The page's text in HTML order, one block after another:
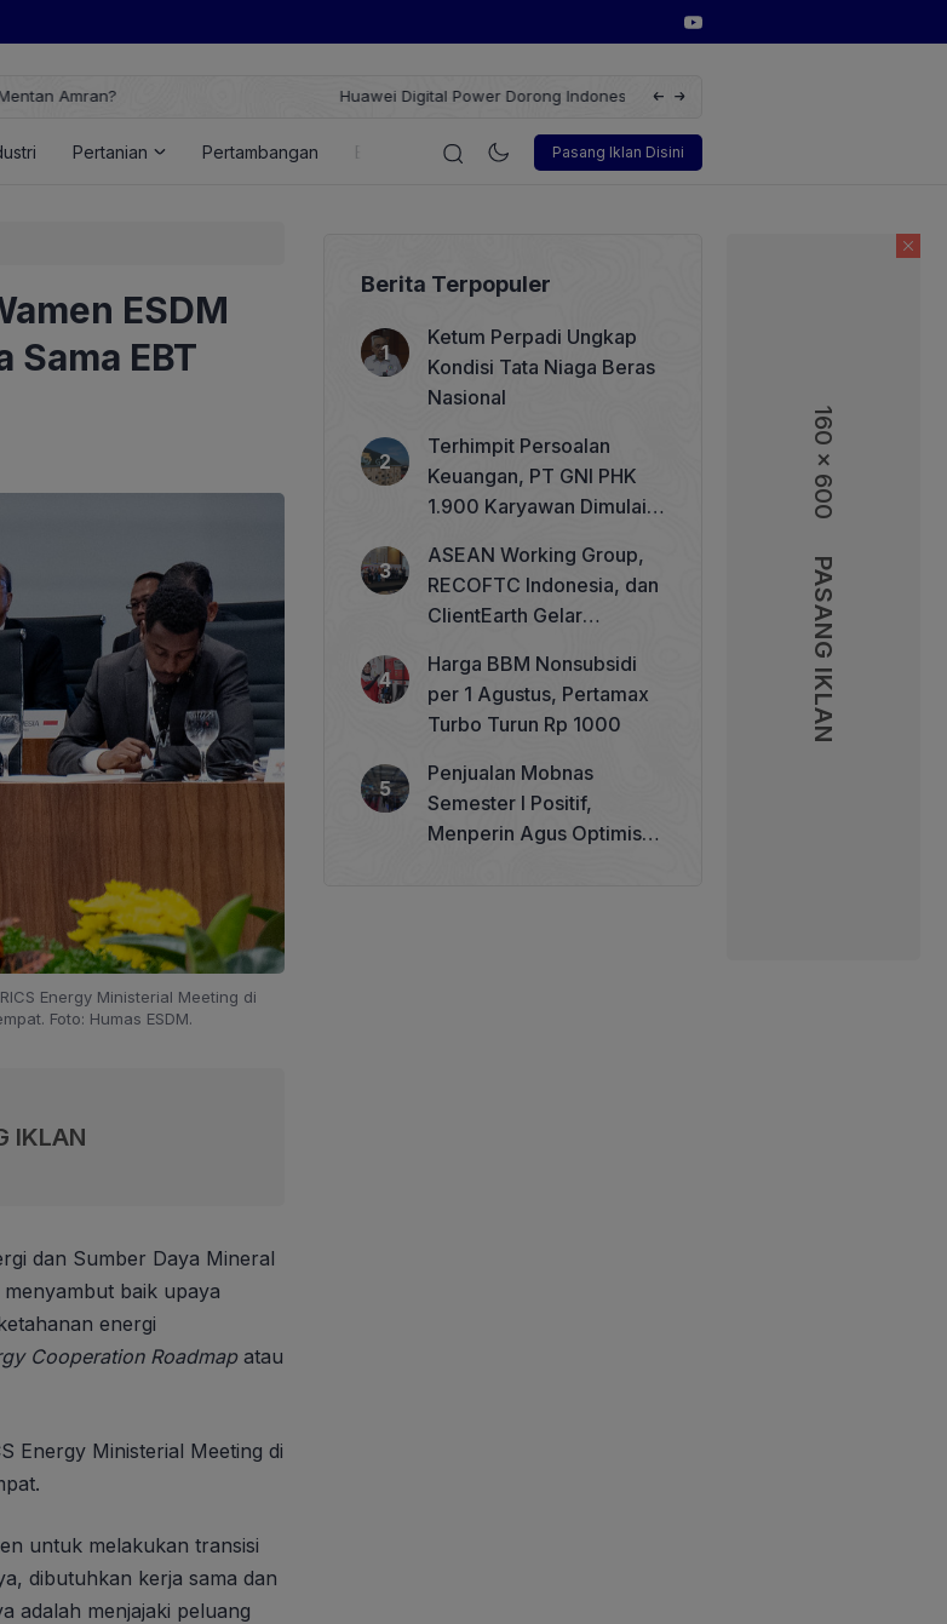
160 x 600
PASANG IKLAN
Power Dorong Indonesia Menuju Revolusi Energi Terbarukan dengan Solusi
Wakil Direktur Utama PT Pelindo,
Pasang Iklan Disini
Pertanian Pertambangan Energi Korporasi Teknologi Otomotif
ESDM
Sama EBT
Energy Ministerial Meeting di
Foto: Humas ESDM.
IKLAN
dan Sumber Daya Mineral
baik upaya
energi
Cooperation Roadmapatau
Energy Ministerial Meeting di
untuk melakukan transisi
dibutuhkan kerja sama dan
adalah menjajaki peluang
Berita Terpopuler
Ketum Perpadi Ungkap
Kondisi Tata Niaga Beras
Nasional
Terhimpit Persoalan
Keuangan, PT GNI PHK
1.900 Karyawan Dimulai 5
ASEAN Working Group,
RECOFTC Indonesia, dan
ClientEarth Gelar
Memperkuat Tata Kelola
Perhutanan Sosial
Harga BBM Nonsubsidi
per 1 Agustus, Pertamax
Turbo Turun Rp 1000
Penjualan Mobnas
Semester I Positif,
Menperin Agus Optimistis